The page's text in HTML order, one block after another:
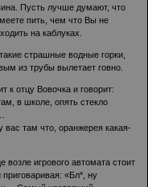
Пусть лучше думают, что
пить, чем что Вы не
на каблуках.
страшные водные горки,
из трубы вылетает говно.
к отцу Вовочка и говорит:
в школе, опять стекло
вас там что, оранжерея какая-
возле игрового автомата стоит
«Бл*, ну